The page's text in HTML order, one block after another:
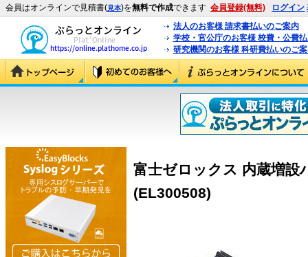
会員はオンラインで見積書(見本)を無料で作成できます 会員登録(無料) ログイン
法人のお客様 請求書払いのご案内
学校・官公庁のお客様 校費・公費
研究機関のお客様 科研費払いのご
富士ゼロックス 内蔵増設
(EL300508)